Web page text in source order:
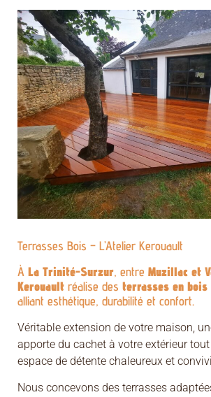
Terrasses Bois – L’Atelier Kerouault
À La Trinité-Surzur, entre Muzillac et
Kerouault réalise des terrasses en
alliant esthétique, durabilité et confort.
Véritable extension de votre maison,
apporte du cachet à votre extérieur
espace de détente chaleureux et
Nous concevons des terrasses